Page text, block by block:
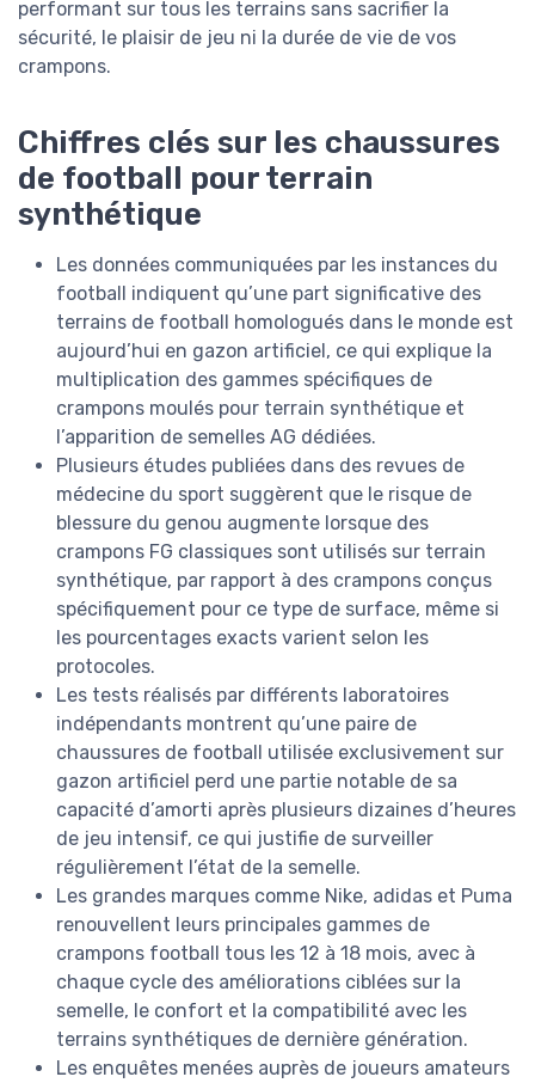
performant sur tous les terrains sans sacrifier la
sécurité, le plaisir de jeu ni la durée de vie de vos
crampons.
Chiffres clés sur les chaussures
de football pour terrain
synthétique
Les données communiquées par les instances du
football indiquent qu’une part significative des
terrains de football homologués dans le monde est
aujourd’hui en gazon artificiel, ce qui explique la
multiplication des gammes spécifiques de
crampons moulés pour terrain synthétique et
l’apparition de semelles AG dédiées.
Plusieurs études publiées dans des revues de
médecine du sport suggèrent que le risque de
blessure du genou augmente lorsque des
crampons FG classiques sont utilisés sur terrain
synthétique, par rapport à des crampons conçus
spécifiquement pour ce type de surface, même si
les pourcentages exacts varient selon les
protocoles.
Les tests réalisés par différents laboratoires
indépendants montrent qu’une paire de
chaussures de football utilisée exclusivement sur
gazon artificiel perd une partie notable de sa
capacité d’amorti après plusieurs dizaines d’heures
de jeu intensif, ce qui justifie de surveiller
régulièrement l’état de la semelle.
Les grandes marques comme Nike, adidas et Puma
renouvellent leurs principales gammes de
crampons football tous les 12 à 18 mois, avec à
chaque cycle des améliorations ciblées sur la
semelle, le confort et la compatibilité avec les
terrains synthétiques de dernière génération.
Les enquêtes menées auprès de joueurs amateurs